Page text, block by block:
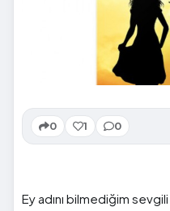
0 1 0
Ey adını bilmediğim